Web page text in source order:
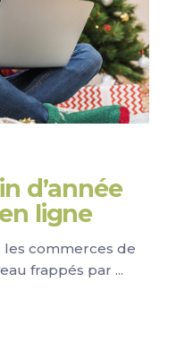
d’année
ligne
commerces de
frappés par